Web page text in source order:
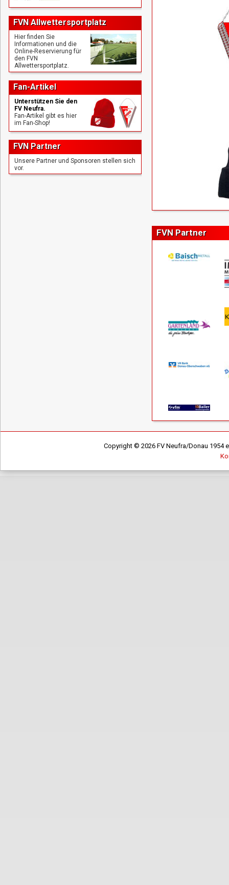
FVN Allwettersportplatz
Hier finden Sie
Informationen und die
Online-Reservierung für
den FVN
Allwettersportplatz.
Fan-Artikel
Unterstützen Sie den
FV Neufra.
Fan-Artikel gibt es hier
im Fan-Shop!
FVN Partner
Unsere Partner und Sponsoren stellen sich
vor.
FVN Partner
Copyright © 2026 FV Neufra/Donau